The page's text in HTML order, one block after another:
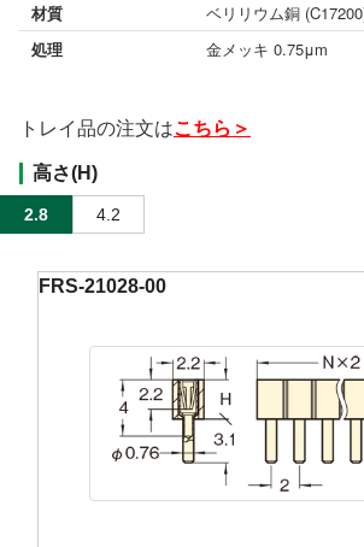
材質
ベリリウム銅
処理
金メッキ 0.75μm
トレイ品の注文はこちら＞
高さ(H)
2.8 4.2
FRS-21028-00